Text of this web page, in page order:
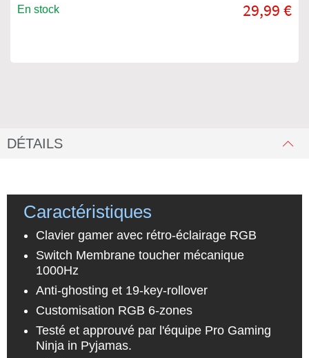
En stock 29,99 €
DÉTAILS
Caractéristiques
Clavier gamer avec rétro-éclairage RGB
Switch Membrane toucher mécanique
1000Hz
Anti-ghosting et 19-key-rollover
Customisation RGB 6-zones
Testé et approuvé par l'équipe Pro Gaming
Ninja in Pyjamas.